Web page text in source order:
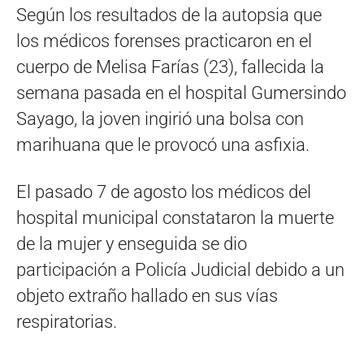
Según los resultados de la autopsia que
los médicos forenses practicaron en el
cuerpo de Melisa Farías (23), fallecida la
semana pasada en el hospital Gumersindo
Sayago, la joven ingirió una bolsa con
marihuana que le provocó una asfixia.
El pasado 7 de agosto los médicos del
hospital municipal constataron la muerte
de la mujer y enseguida se dio
participación a Policía Judicial debido a un
objeto extraño hallado en sus vías
respiratorias.